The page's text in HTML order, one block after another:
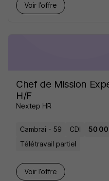
Voir l’offre
Chef de Mission
H/F
Nextep HR
Cambrai - 59 CDI
50
Télétravail partiel
Voir l’offre